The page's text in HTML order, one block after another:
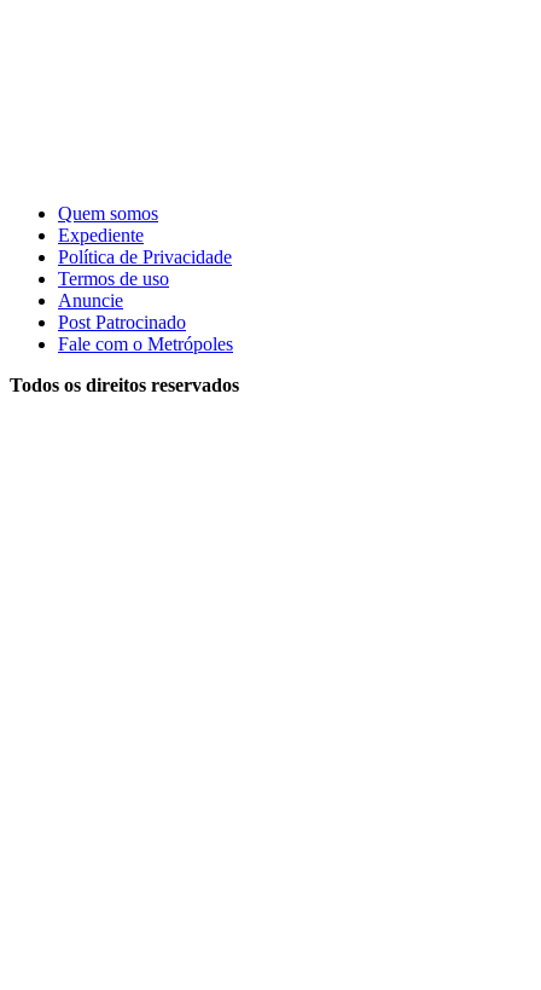
Quem somos
Expediente
Política de Privacidade
Termos de uso
Anuncie
Post Patrocinado
Fale com o Metrópoles
Todos os direitos reservados